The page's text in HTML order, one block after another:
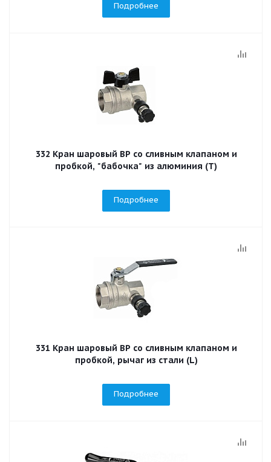
Подробнее
332 Кран шаровый ВР со сливным клапаном и
пробкой, "бабочка" из алюминия (T)
Подробнее
331 Кран шаровый ВР со сливным клапаном и
пробкой, рычаг из стали (L)
Подробнее